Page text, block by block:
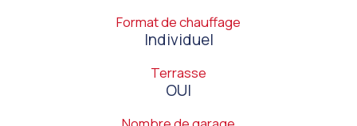
Format de chauffage
Individuel
Terrasse
OUI